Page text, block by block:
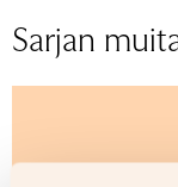
kirjoittaa
Äänen kesto
Sarjan